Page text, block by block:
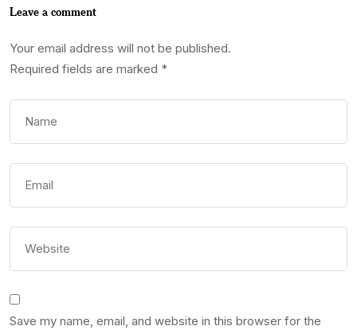
Leave a comment
Your email address will not be published.
Required fields are marked *
Save my name, email, and website in this browser for the